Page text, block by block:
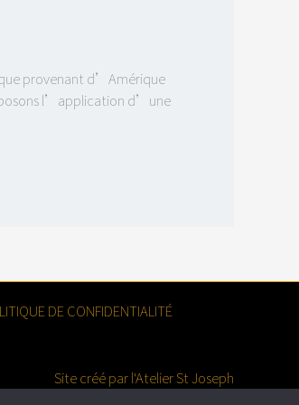
provenant d’Amérique
l’application d’une
DE CONFIDENTIALITÉ
Site créé par l'Atelier St Joseph